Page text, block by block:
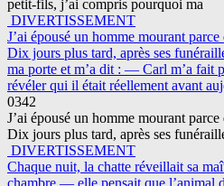
petit-fils, j’ai compris pourquoi ma
DIVERTISSEMENT
J’ai épousé un homme mourant
Dix jours plus tard, après ses
ma porte et m’a dit : — Carl m’a fait
révéler qui il était réellement avant
0342
J’ai épousé un homme mourant
Dix jours plus tard, après ses
DIVERTISSEMENT
Chaque nuit, la chatte réveillait sa
chambre — elle pensait que l’animal